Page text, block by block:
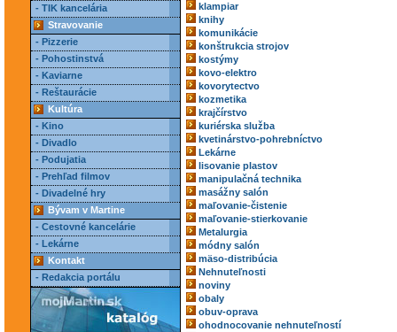
- TIK kancelária
Stravovanie
- Pizzerie
- Pohostinstvá
- Kaviarne
- Reštaurácie
Kultúra
- Kino
- Divadlo
- Podujatia
- Prehľad filmov
- Divadelné hry
Bývam v Martine
- Cestovné kancelárie
- Lekárne
Kontakt
- Redakcia portálu
klampiar
knihy
komunikácie
konštrukcia strojov
kostýmy
kovo-elektro
kovorytectvo
kozmetika
krajčírstvo
kuriérska služba
kvetinárstvo-pohrebníctvo
Lekárne
lisovanie plastov
manipulačná technika
masážny salón
maľovanie-čistenie
maľovanie-stierkovanie
Metalurgia
módny salón
mäso-distribúcia
Nehnuteľnosti
noviny
obaly
obuv-oprava
ohodnocovanie nehnuteľností